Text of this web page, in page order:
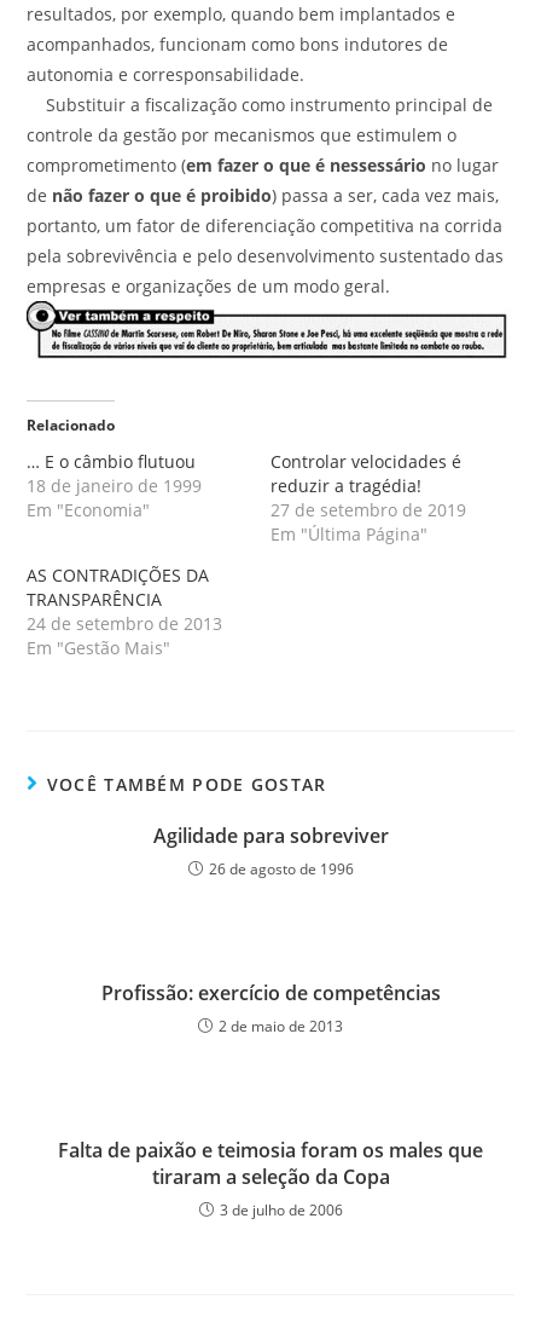
resultados, por exemplo, quando bem implantados e
acompanhados, funcionam como bons indutores de
autonomia e corresponsabilidade.
Substituir a fiscalização como instrumento principal de
controle da gestão por mecanismos que estimulem o
comprometimento (em fazer o que é nessessário no lugar
de não fazer o que é proibido) passa a ser, cada vez mais,
portanto, um fator de diferenciação competitiva na corrida
pela sobrevivência e pelo desenvolvimento sustentado das
empresas e organizações de um modo geral.
Relacionado
… E o câmbio flutuou
18 de janeiro de 1999
Em "Economia"
Controlar velocidades é
reduzir a tragédia!
27 de setembro de 2019
Em "Última Página"
AS CONTRADIÇÕES DA
TRANSPARÊNCIA
24 de setembro de 2013
Em "Gestão Mais"
VOCÊ TAMBÉM PODE GOSTAR
Agilidade para sobreviver
26 de agosto de 1996
Profissão: exercício de competências
2 de maio de 2013
Falta de paixão e teimosia foram os males que
tiraram a seleção da Copa
3 de julho de 2006